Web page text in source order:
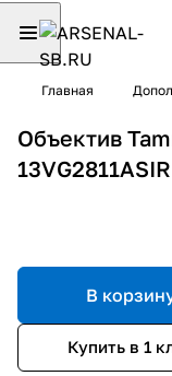
Главная
Объектив
13VG2811ASIR
В
Купить в 1